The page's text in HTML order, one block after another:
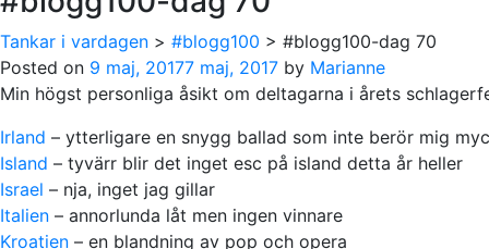
Tankar i vardagen > #blogg100 > #blogg100-dag 70
Posted on 9 maj, 20177 maj, 2017 by Marianne
Min högst personliga åsikt om deltagarna i årets
Irland – ytterligare en snygg ballad som inte berör mig
Island – tyvärr blir det inget esc på island detta år heller
Israel – nja, inget jag gillar
Italien – annorlunda låt men ingen vinnare
Kroatien – en blandning av pop och opera